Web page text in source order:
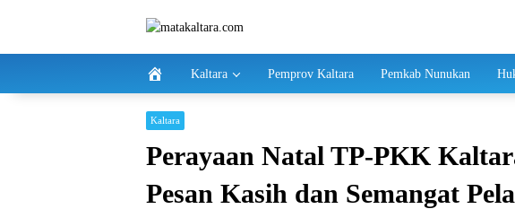
Kaltara Pemprov Kaltara Pemkab Nunukan
Kaltara
Perayaan Natal TP-PKK
Pesan Kasih dan Semangat